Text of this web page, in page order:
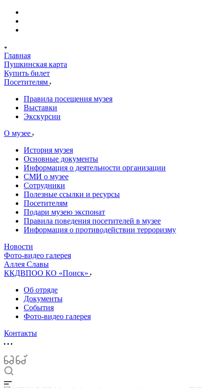
Главная
Пушкинская карта
Купить билет
Посетителям
Правила посещения музея
Выставки
Экскурсии
О музее
История музея
Основные документы
Информация о деятельности организации
СМИ о музее
Сотрудники
Полезные ссылки и ресурсы
Посетителям
Подари музею экспонат
Правила поведения посетителей в музее
Информация о противодействии терроризму
Новости
Фото-видео галерея
Аллея Славы
ККДВПОО КО «Поиск»
Об отряде
Документы
События
Фото-видео галерея
Контакты